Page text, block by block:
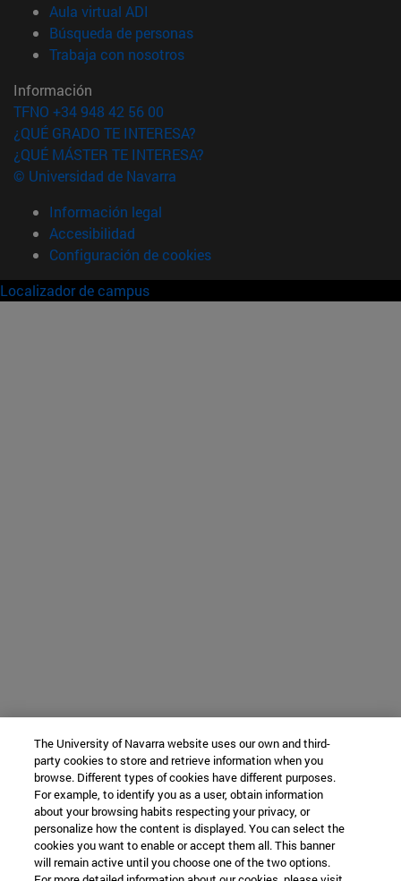
Aula virtual ADI
Búsqueda de personas(abre en nueva ventana)
Trabaja con nosotros(abre en nueva ventana)
Información
TFNO +34 948 42 56 00
¿QUÉ GRADO TE INTERESA?
¿QUÉ MÁSTER TE INTERESA?
© Universidad de Navarra
Información legal
Accesibilidad
Configuración de cookies
Localizador de campus
The University of Navarra website uses our own and third-
party cookies to store and retrieve information when you
browse. Different types of cookies have different purposes.
For example, to identify you as a user, obtain information
about your browsing habits respecting your privacy, or
personalize how the content is displayed. You can select the
cookies you want to enable or accept them all. This banner
will remain active until you choose one of the two options.